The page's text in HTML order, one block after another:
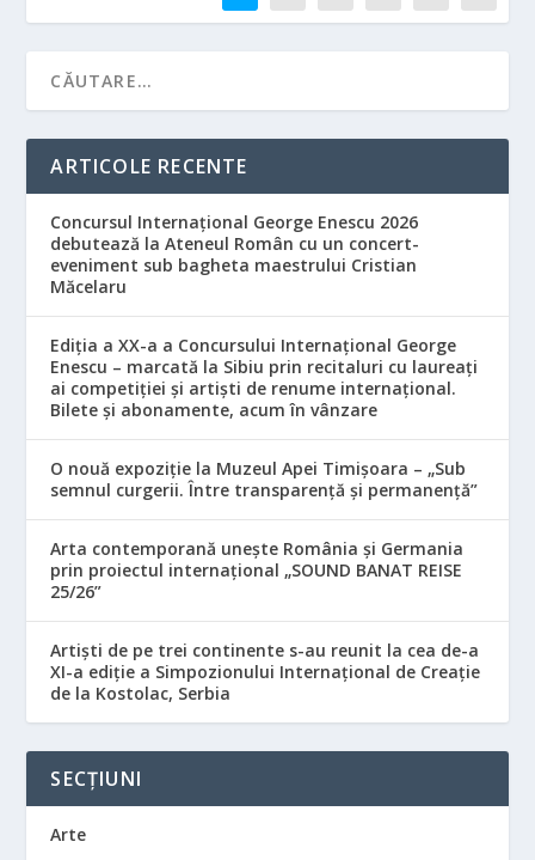
ARTICOLE RECENTE
Concursul Internațional George Enescu 2026
debutează la Ateneul Român cu un concert-
eveniment sub bagheta maestrului Cristian
Măcelaru
Ediția a XX-a a Concursului Internațional George
Enescu – marcată la Sibiu prin recitaluri cu laureați
ai competiției și artiști de renume internațional.
Bilete și abonamente, acum în vânzare
O nouă expoziție la Muzeul Apei Timișoara – „Sub
semnul curgerii. Între transparență și permanență”
Arta contemporană unește România și Germania
prin proiectul internațional „SOUND BANAT REISE
25/26”
Artiști de pe trei continente s-au reunit la cea de-a
XI-a ediție a Simpozionului Internațional de Creație
de la Kostolac, Serbia
SECȚIUNI
Arte